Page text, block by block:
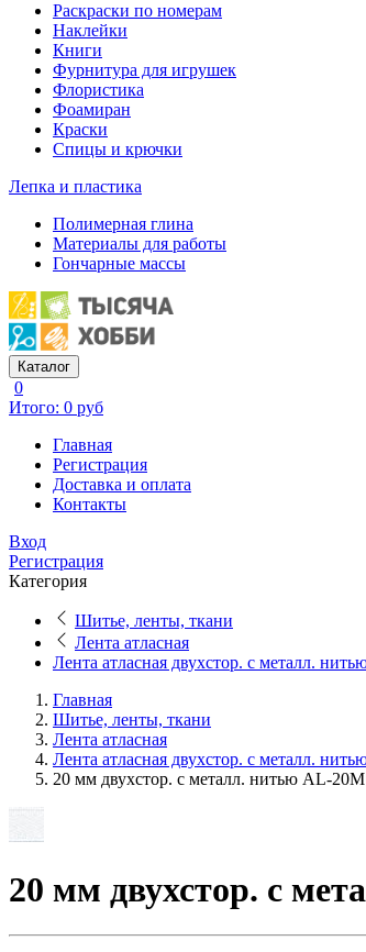
Раскраски по номерам
Наклейки
Книги
Фурнитура для игрушек
Флористика
Фоамиран
Краски
Спицы и крючки
Лепка и пластика
Полимерная глина
Материалы для работы
Гончарные массы
Каталог
0
Итого: 0 руб
Главная
Регистрация
Доставка и оплата
Контакты
Вход
Регистрация
Категория
Шитье, ленты, ткани
Лента атласная
Лента атласная двухстор. с металл.
Главная
Шитье, ленты, ткани
Лента атласная
Лента атласная двухстор. с металл.
20 мм двухстор. с металл. нитью AL-
20 мм двухстор. с